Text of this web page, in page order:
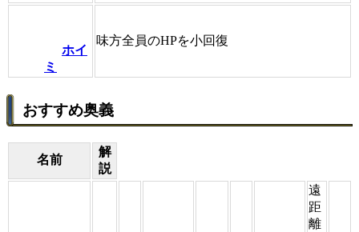
ホイ
ミ
味方全員のHPを小回復
おすすめ奥義
名前
解
説
遠
距
離